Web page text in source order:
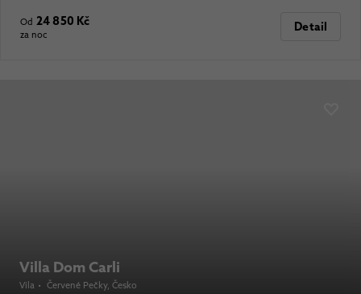
Od 24 850 Kč
za noc
Detail
Villa Dom Carli
Vila • Červené Pečky, Česko